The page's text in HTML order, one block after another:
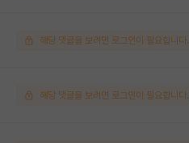
해당 댓글을 보려면 로그인이 필요합니다.
해당 댓글을 보려면 로그인이 필요합니다.